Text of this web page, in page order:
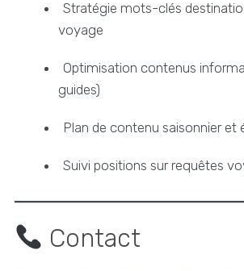
Stratégie mots-clés
voyage
Optimisation contenus
guides)
Plan de contenu saisonnier et
Suivi positions sur requêtes
Contact